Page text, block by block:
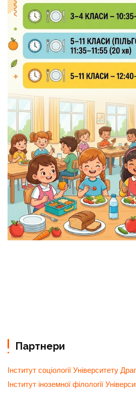
Партнери
Інститут соціології Університету
Інститут іноземної філології